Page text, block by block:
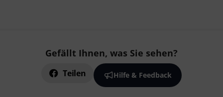
Gefällt Ihnen, was Sie sehen?
Teilen Hilfe & Feedback